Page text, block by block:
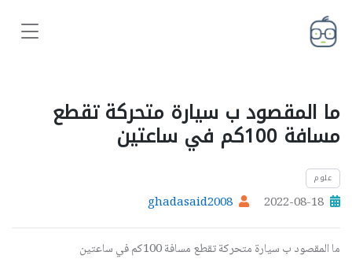
ما المقصود ب سيارة متحركة تقطع
مسافة 100كم في ساعتين
علوم
2022-08-18
ghadasaid2008
ما المقصود ب سيارة متحركة تقطع مسافة 100كم في ساعتين